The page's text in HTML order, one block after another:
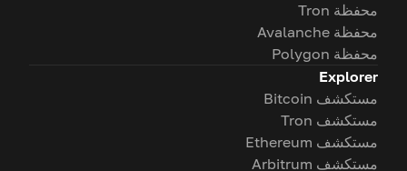
محفظة Tron
محفظة Avalanche
محفظة Polygon
Explorer
مستكشف Bitcoin
مستكشف Tron
مستكشف Ethereum
مستكشف Arbitrum